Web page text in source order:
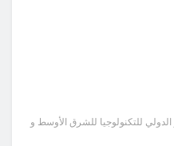
للتكنولوجيا للشرق الأوسط و